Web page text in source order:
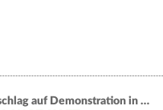
Auto-Anschlag auf Demonstration in München: